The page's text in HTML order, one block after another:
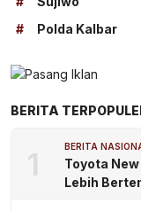
#
Polda Kalbar
BERITA
1 BERITA
Toyota
Lebih